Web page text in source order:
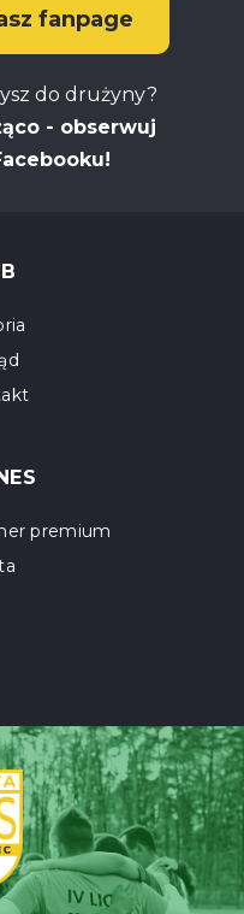
fanpage
do drużyny?
- obserwuj
premium